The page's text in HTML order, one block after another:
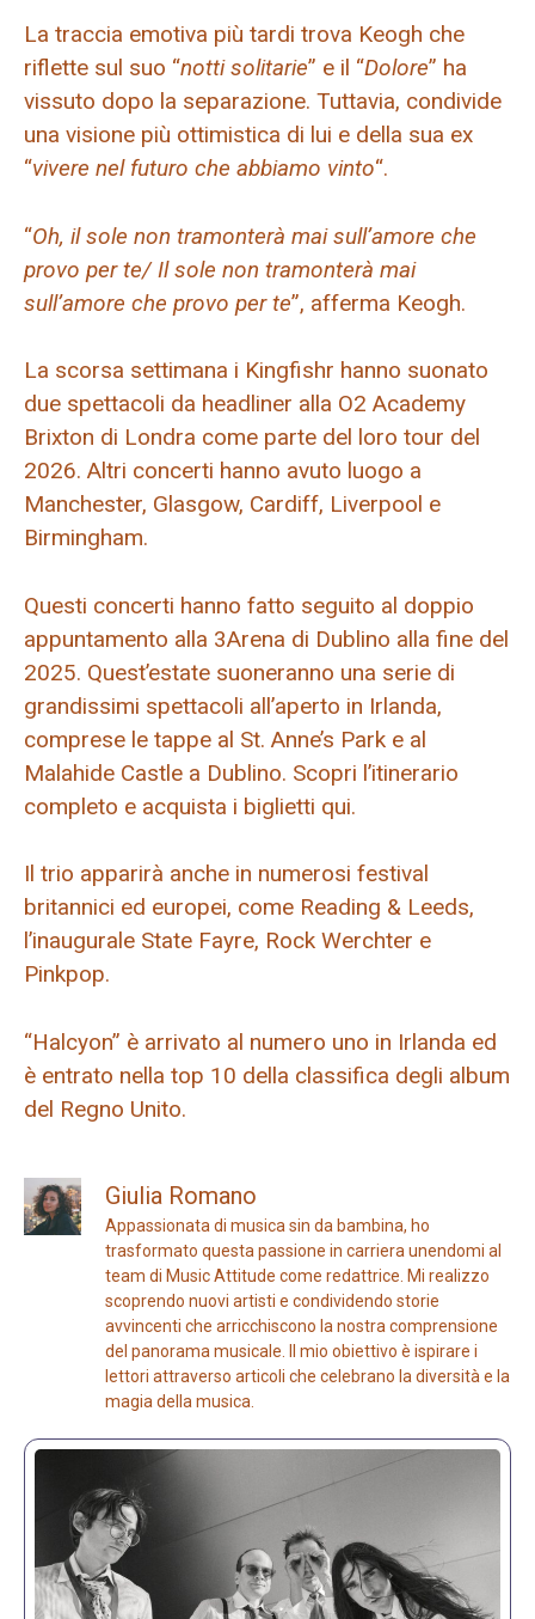
La traccia emotiva più tardi trova Keogh che
riflette sul suo “notti solitarie” e il “Dolore” ha
vissuto dopo la separazione. Tuttavia, condivide
una visione più ottimistica di lui e della sua ex
“vivere nel futuro che abbiamo vinto“.
“Oh, il sole non tramonterà mai sull’amore che
provo per te/ Il sole non tramonterà mai
sull’amore che provo per te”, afferma Keogh.
La scorsa settimana i Kingfishr hanno suonato
due spettacoli da headliner alla O2 Academy
Brixton di Londra come parte del loro tour del
2026. Altri concerti hanno avuto luogo a
Manchester, Glasgow, Cardiff, Liverpool e
Birmingham.
Questi concerti hanno fatto seguito al doppio
appuntamento alla 3Arena di Dublino alla fine del
2025. Quest’estate suoneranno una serie di
grandissimi spettacoli all’aperto in Irlanda,
comprese le tappe al St. Anne’s Park e al
Malahide Castle a Dublino. Scopri l’itinerario
completo e acquista i biglietti qui.
Il trio apparirà anche in numerosi festival
britannici ed europei, come Reading & Leeds,
l’inaugurale State Fayre, Rock Werchter e
Pinkpop.
“Halcyon” è arrivato al numero uno in Irlanda ed
è entrato nella top 10 della classifica degli album
del Regno Unito.
Giulia Romano
Appassionata di musica sin da bambina, ho
trasformato questa passione in carriera unendomi al
team di Music Attitude come redattrice. Mi realizzo
scoprendo nuovi artisti e condividendo storie
avvincenti che arricchiscono la nostra comprensione
del panorama musicale. Il mio obiettivo è ispirare i
lettori attraverso articoli che celebrano la diversità e la
magia della musica.